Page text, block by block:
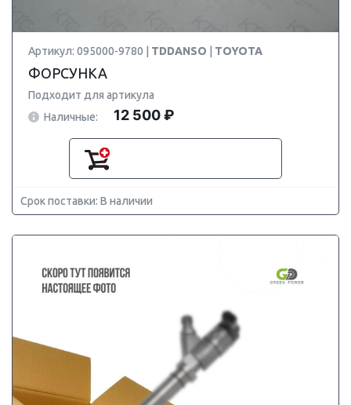
Артикул: 095000-9780 | TDDANSO TOYOTA
ФОРСУНКА
Подходит для артикула
Наличные:
12 500 ₽
Срок поставки: В наличии